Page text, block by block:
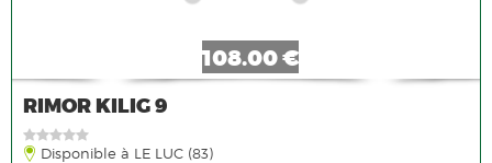
108.00 €
RIMOR KILIG 9
Disponible à LE LUC (83)